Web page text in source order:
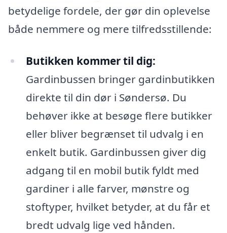
betydelige fordele, der gør din oplevelse
både nemmere og mere tilfredsstillende:
Butikken kommer til dig:
Gardinbussen bringer gardinbutikken
direkte til din dør i Søndersø. Du
behøver ikke at besøge flere butikker
eller bliver begrænset til udvalg i en
enkelt butik. Gardinbussen giver dig
adgang til en mobil butik fyldt med
gardiner i alle farver, mønstre og
stoftyper, hvilket betyder, at du får et
bredt udvalg lige ved hånden.